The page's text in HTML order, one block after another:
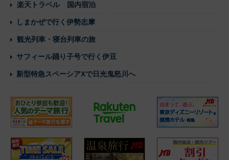
楽天トラベル 国内宿泊
しまかぜで行く伊勢志摩
観光列車・寝台列車の旅
サフィール踊り子号で行く伊豆
新型特急スペーシアXで日光鬼怒川へ